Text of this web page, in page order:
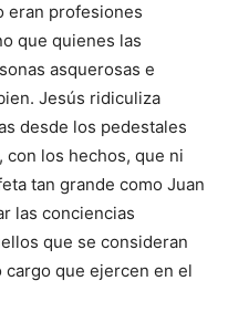
eran profesiones
que quienes las
asquerosas e
Jesús ridiculiza
desde los pedestales
los hechos, que ni
tan grande como Juan
las conciencias
que se consideran
que ejercen en el